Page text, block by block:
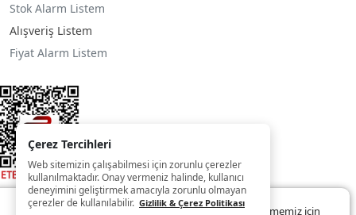
Web sitemizde size daha iyi ve kaliteli hizmet sunabilmemiz için
Stok Alarm Listem
Alışveriş Listem
Fiyat Alarm Listem
Çerez Tercihleri
Web sitemizin çalışabilmesi için zorunlu çerezler
kullanılmaktadır. Onay vermeniz halinde, kullanıcı
deneyimini geliştirmek amacıyla zorunlu olmayan
çerezler de kullanılabilir. Gizlilik & Çerez Politikası